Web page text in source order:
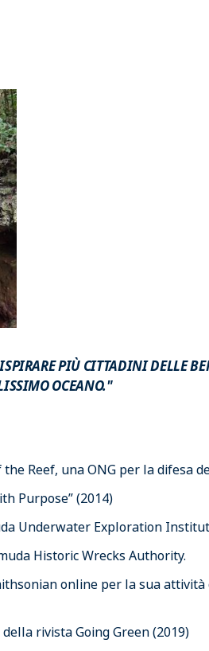
PIÙ CITTADINI DELLE
OCEANO."
Reef, una ONG per la difesa
Purpose” (2014)
Underwater Exploration
Historic Wrecks Authority.
online per la sua
rivista Going Green (2019)